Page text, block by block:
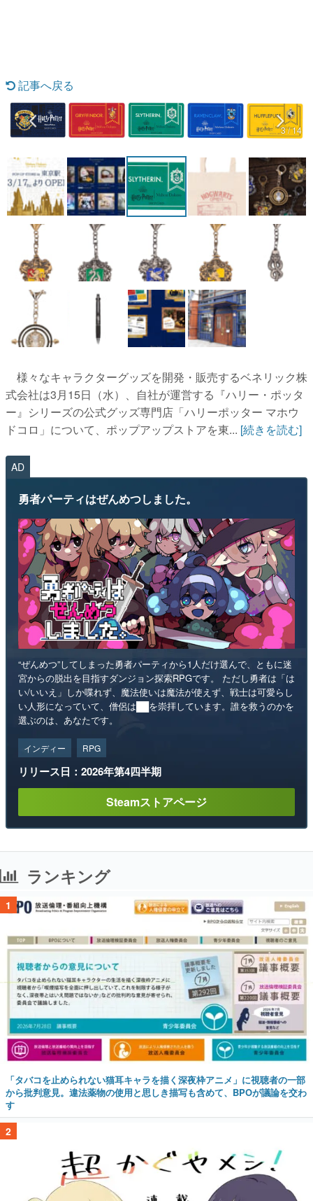
なんでゲームは面白い？
ゲーム開発者・hamatsu氏がゲームの魅力を画面や操作の
具体的な形から解き明かしていく、硬派で骨太な評論連載
です。
ゲームが変えた日本語
「経験値」「裏技」「ラスボス」… ゲームにまつわる言葉
の起源や用法の変遷を、コンピューター文化史研究家・タ
イニーP氏が徹底調査。
カテゴリ
特集記事
マンガ
女性向け
アプリレビュー
その他
電ファミニコゲーマーとは？
運営：株式会社マレ
記事へ戻る
3 / 14
様々なキャラクターグッズを開発・販売するベネリック株
式会社は3月15日（水）、自社が運営する『ハリー・ポッタ
ー』シリーズの公式グッズ専門店「ハリーポッター マホウ
ドコロ」について、ポップアップストアを東... [続きを読む]
AD
勇者パーティはぜんめつしました。
“ぜんめつ”してしまった勇者パーティから1人だけ選んで、ともに迷
宮からの脱出を目指すダンジョン探索RPGです。 ただし勇者は「は
い/いいえ」しか喋れず、魔法使いは魔法が使えず、戦士は可愛らし
い人形になっていて、僧侶は██を崇拝しています。誰を救うのかを
選ぶのは、あなたです。
インディー RPG
リリース日：2026年第4四半期
Steamストアページ
ランキング
1
「タバコを止められない猫耳キャラを描く深夜枠アニメ」に視聴者の一部
から批判意見。違法薬物の使用と思しき描写も含めて、BPOが議論を交わ
す
2